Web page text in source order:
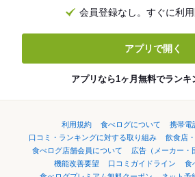
会員登録なし。すぐに利
アプリで開く
アプリなら1ヶ月無料でランキ
利用規約 食べログについて
携帯電
口コミ・ランキングに対する取り組み
飲食店
食べログ店舗会員について
広告（メーカー・
機能改善要望
口コミガイドライン
食